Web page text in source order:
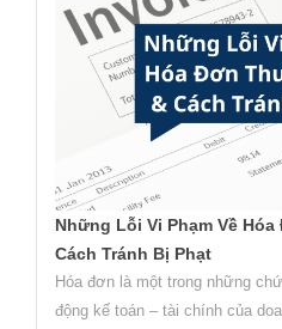
Những Lỗi Vi Phạm Về
Cách Tránh Bị Phạt
Hóa đơn là một trong những
động kế toán – tài chính của